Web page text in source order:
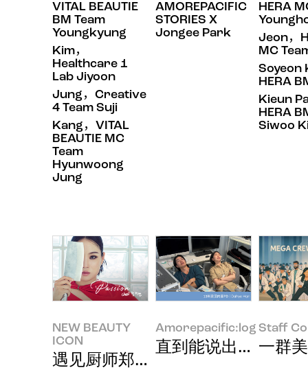
VITAL BEAUTIE
BM Team
Youngkyung
Kim，
Healthcare 1
Lab Jiyoon
Jung，Creative
4 Team Suji
Kang，VITAL
BEAUTIE MC
Team
Hyunwoong
Jung
AMOREPACIFIC
STORIES X
Jongee Park
HERA
Jeon，
MC
Soyeon
HERA
Kieun
HERA
Siwoo
NEW BEAUTY
ICON
遇见厨师郑智善的新美丽
Amorepacific:log
直到能说出“现在这
Staff
一群